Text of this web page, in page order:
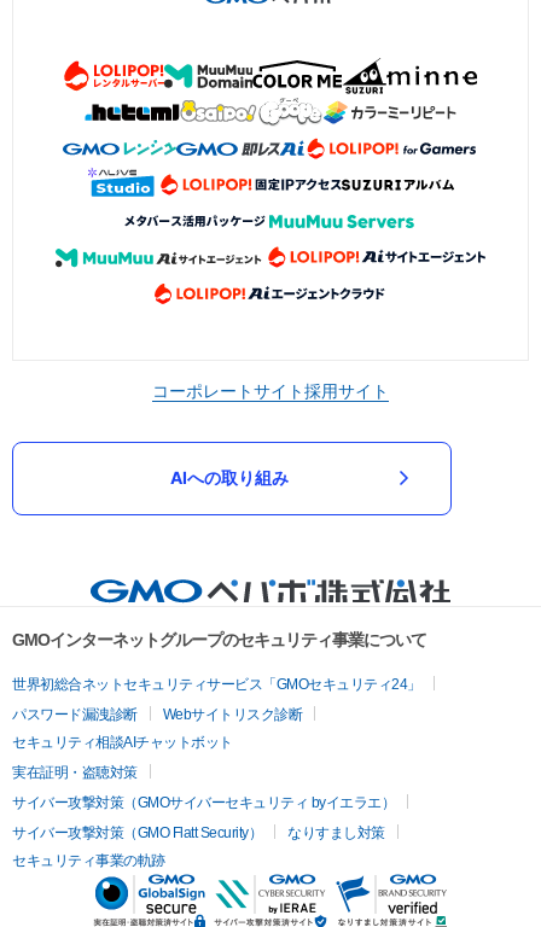
コーポレートサイト採用サイト
AIへの取り組み
GMOインターネットグループのセキュリティ事業について
世界初総合ネットセキュリティサービス「GMOセキュリティ24」
パスワード漏洩診断
Webサイトリスク診断
セキュリティ相談AIチャットボット
実在証明・盗聴対策
サイバー攻撃対策（GMOサイバーセキュリティ byイエラエ）
サイバー攻撃対策（GMO Flatt Security）
なりすまし対策
セキュリティ事業の軌跡